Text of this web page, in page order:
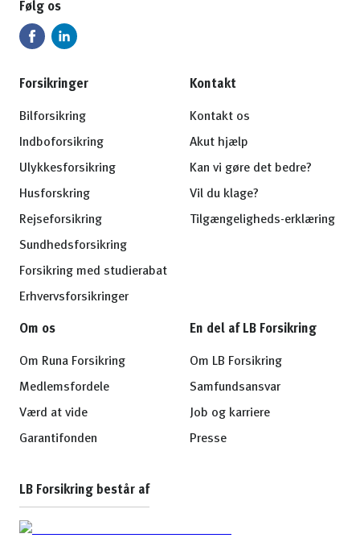
Følg os
Forsikringer
Bilforsikring
Indboforsikring
Ulykkesforsikring
Husforskring
Rejseforsikring
Sundhedsforsikring
Forsikring med studierabat
Erhvervsforsikringer
Kontakt
Kontakt os
Akut hjælp
Kan vi gøre det bedre?
Vil du klage?
Tilgængeligheds-erklæring
Om os
Om Runa Forsikring
Medlemsfordele
Værd at vide
Garantifonden
En del af LB Forsikring
Om LB Forsikring
Samfundsansvar
Job og karriere
Presse
LB Forsikring består af